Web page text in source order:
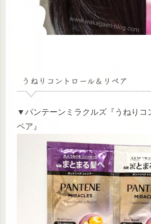
うねりコントロール＆リペア
▼パンテーンミラクルズ『うねりコ
ペア』